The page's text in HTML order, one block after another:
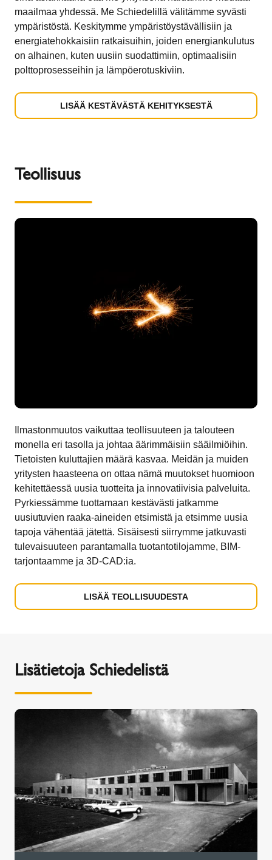
maailmaa yhdessä. Me Schiedelillä välitämme syvästi
ympäristöstä. Keskitymme ympäristöystävällisiin ja
energiatehokkaisiin ratkaisuihin, joiden energiankulutus
on alhainen, kuten uusiin suodattimiin, optimaalisiin
polttoprosesseihin ja lämpöerotuskiviin.
LISÄÄ KESTÄVÄSTÄ KEHITYKSESTÄ
Teollisuus
Ilmastonmuutos vaikuttaa teollisuuteen ja talouteen
monella eri tasolla ja johtaa äärimmäisiin sääilmiöihin.
Tietoisten kuluttajien määrä kasvaa. Meidän ja muiden
yritysten haasteena on ottaa nämä muutokset huomioon
kehitettäessä uusia tuotteita ja innovatiivisia palveluita.
Pyrkiessämme tuottamaan kestävästi jatkamme
uusiutuvien raaka-aineiden etsimistä ja etsimme uusia
tapoja vähentää jätettä. Sisäisesti siirrymme jatkuvasti
tulevaisuuteen parantamalla tuotantotilojamme, BIM-
tarjontaamme ja 3D-CAD:ia.
LISÄÄ TEOLLISUUDESTA
Lisätietoja Schiedelistä